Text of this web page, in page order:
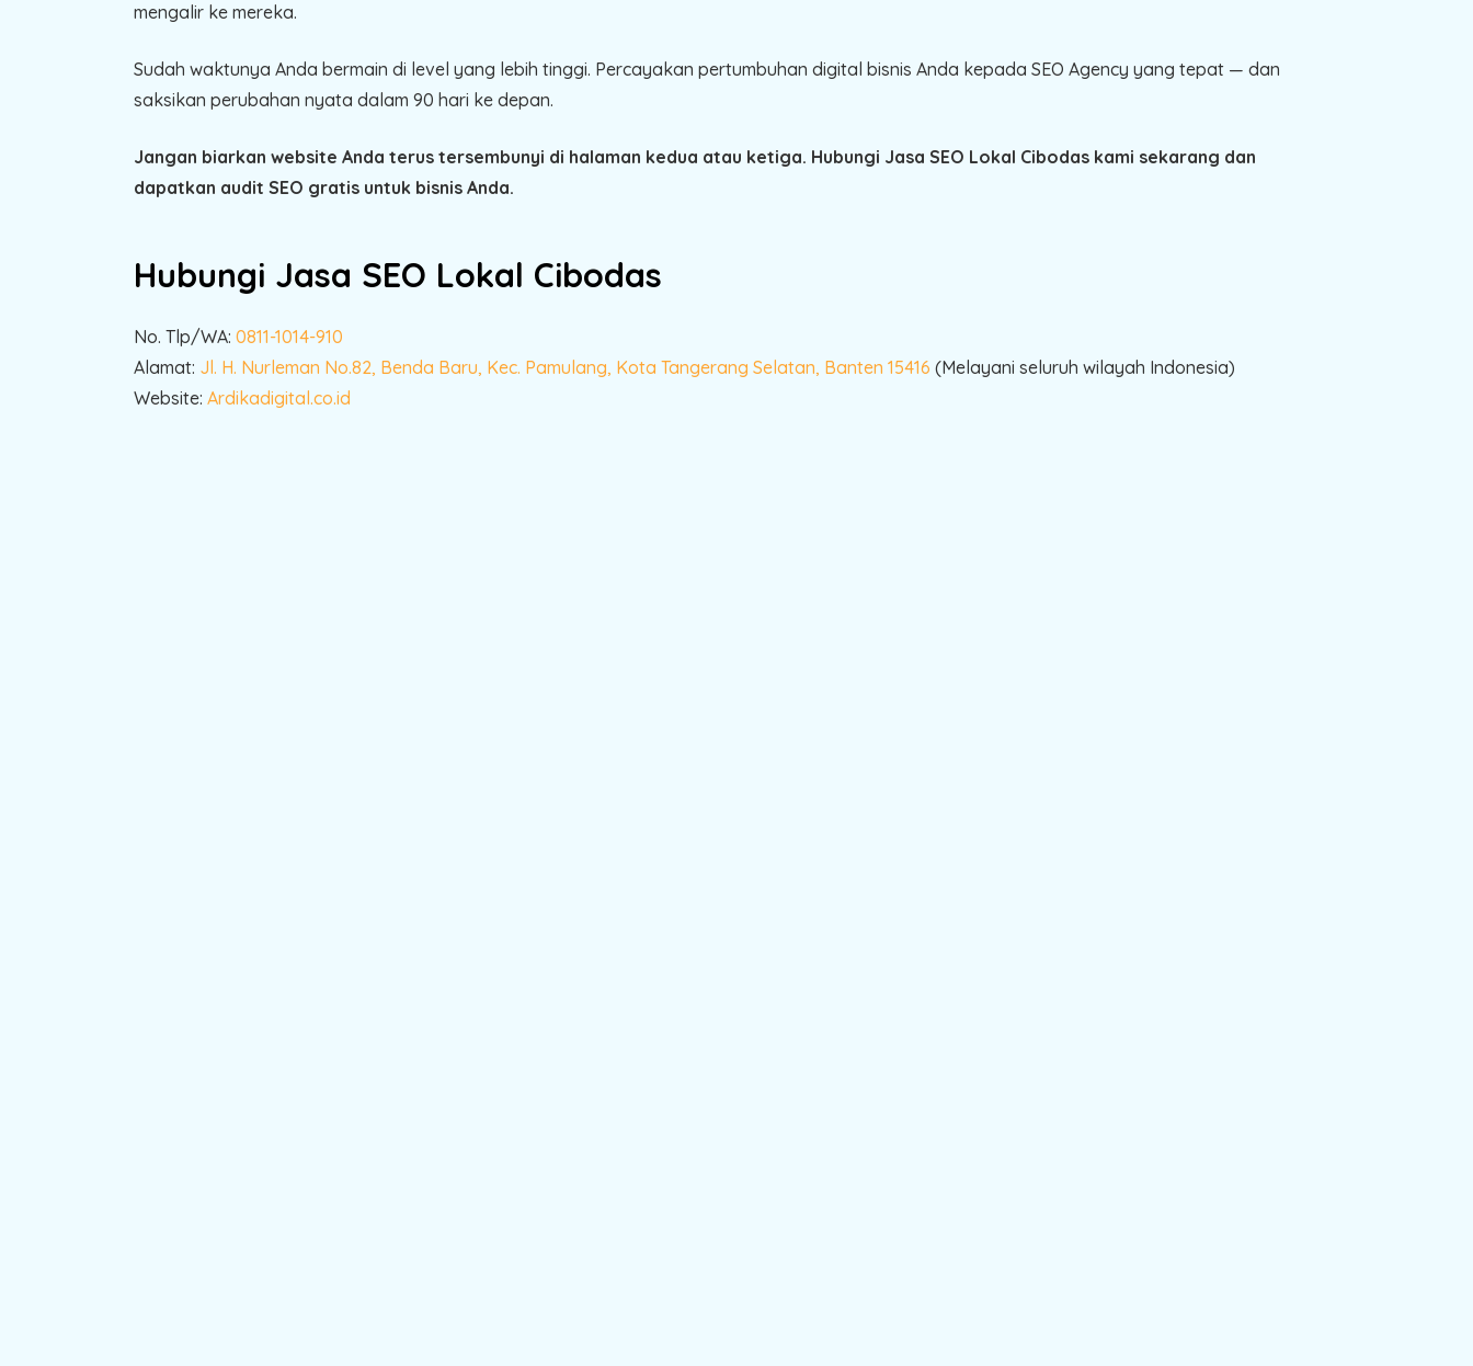
mengalir ke mereka.
Sudah waktunya Anda bermain di level yang lebih tinggi. Percayakan pertumbuhan digital bisnis Anda kepada SEO Agency yang tepat — dan
saksikan perubahan nyata dalam 90 hari ke depan.
Jangan biarkan website Anda terus tersembunyi di halaman kedua atau ketiga. Hubungi Jasa SEO Lokal Cibodas kami sekarang dan
dapatkan audit SEO gratis untuk bisnis Anda.
Hubungi Jasa SEO Lokal Cibodas
No. Tlp/WA: 0811-1014-910
Alamat: Jl. H. Nurleman No.82, Benda Baru, Kec. Pamulang, Kota Tangerang Selatan, Banten 15416 (Melayani seluruh wilayah Indonesia)
Website: Ardikadigital.co.id